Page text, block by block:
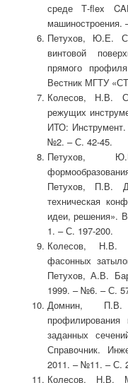
среде Т-flex
Петухов, Ю.Е.
винтовой
прямого
Вестник МГТУ
Колесов, Н.В.
режущих
ИТО:
№2. – С. 42-45.
Петухов,
Петухов, П.В.
техническая
идеи, решения».
1. – С. 197-200.
Колесов, Н.В.
фасонных
Петухов, А.В.
1999. – №6. – С.
Домнин, П.В.
заданных
Справочник.
2011. – №11. – С.
Колесов, Н.В.